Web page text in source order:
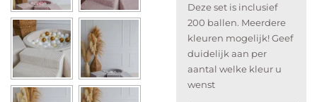
Deze set is inclusief
200 ballen. Meerdere
kleuren mogelijk! Geef
duidelijk aan per
aantal welke kleur u
wenst